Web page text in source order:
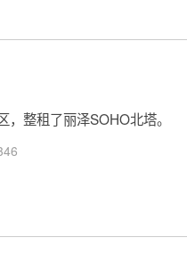
整租了丽泽SOHO北塔。